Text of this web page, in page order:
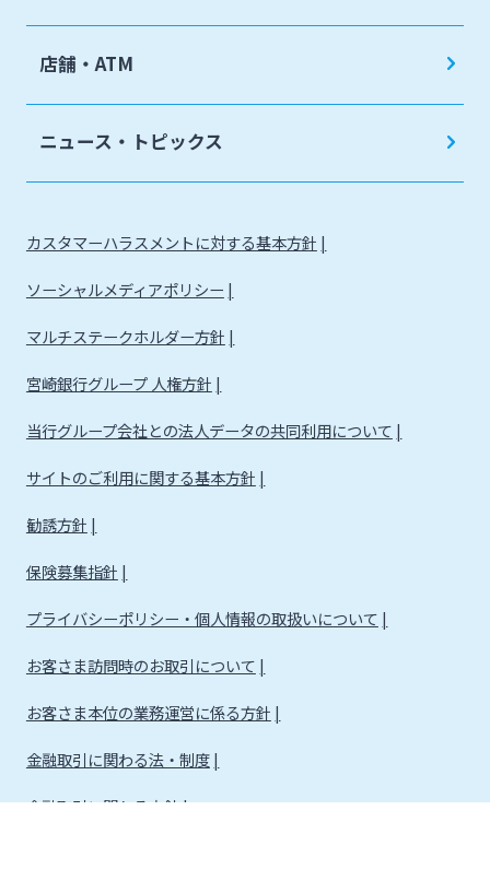
店舗・ATM
ニュース・トピックス
カスタマーハラスメントに対する基本方針
ソーシャルメディアポリシー
マルチステークホルダー方針
宮崎銀行グループ 人権方針
当行グループ会社との法人データの共同利用について
サイトのご利用に関する基本方針
勧誘方針
保険募集指針
プライバシーポリシー・個人情報の取扱いについて
お客さま訪問時のお取引について
お客さま本位の業務運営に係る方針
金融取引に関わる法・制度
金融取引に関わる方針